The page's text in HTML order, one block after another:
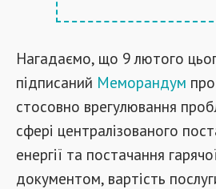
Нагадаємо, що 9 лютого
підписаний Меморандум
стосовно врегулювання
сфері централізованого
енергії та постачання
документом, вартість